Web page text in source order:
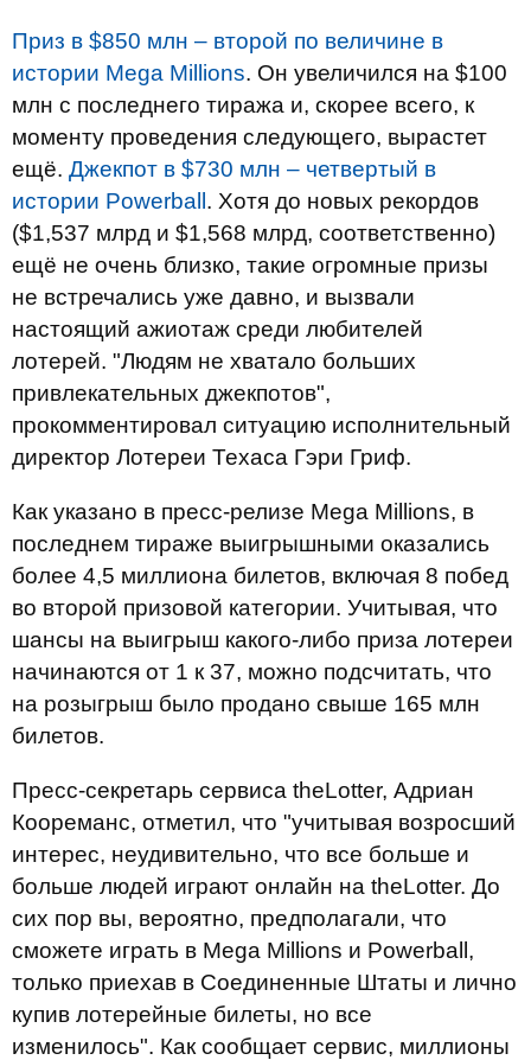
Приз в $850 млн – второй по величине в
истории Mega Millions. Он увеличился на $100
млн с последнего тиража и, скорее всего, к
моменту проведения следующего, вырастет
ещё. Джекпот в $730 млн – четвертый в
истории Powerball . Хотя до новых рекордов
($1,537 млрд и $1,568 млрд, соответственно)
ещё не очень близко, такие огромные призы
не встречались уже давно, и вызвали
настоящий ажиотаж среди любителей
лотерей. "Людям не хватало больших
привлекательных джекпотов",
прокомментировал ситуацию исполнительный
директор Лотереи Техаса Гэри Гриф.
Как указано в пресс-релизе Mega Millions, в
последнем тираже выигрышными оказались
более 4,5 миллиона билетов, включая 8 побед
во второй призовой категории. Учитывая, что
шансы на выигрыш какого-либо приза лотереи
начинаются от 1 к 37, можно подсчитать, что
на розыгрыш было продано свыше 165 млн
билетов.
Пресс-секретарь сервиса theLotter, Адриан
Коореманс, отметил, что "учитывая возросший
интерес, неудивительно, что все больше и
больше людей играют онлайн на theLotter. До
сих пор вы, вероятно, предполагали, что
сможете играть в Mega Millions и Powerball,
только приехав в Соединенные Штаты и лично
купив лотерейные билеты, но все
изменилось". Как сообщает сервис, миллионы